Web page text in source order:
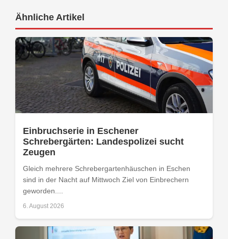
Ähnliche Artikel
Einbruchserie in Eschener
Schrebergärten: Landespolizei sucht
Zeugen
Gleich mehrere Schrebergartenhäuschen in Eschen
sind in der Nacht auf Mittwoch Ziel von Einbrechern
geworden....
6. August 2026